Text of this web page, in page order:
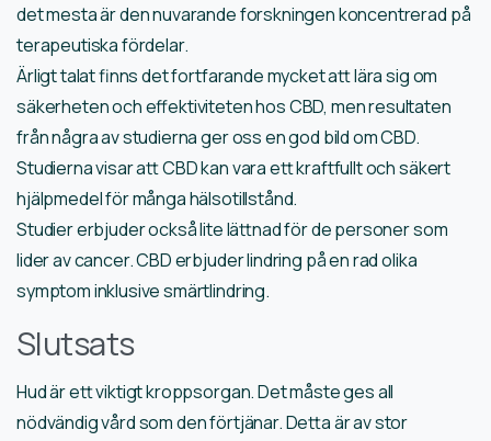
det mesta är den nuvarande forskningen koncentrerad på
terapeutiska fördelar.
Ärligt talat finns det fortfarande mycket att lära sig om
säkerheten och effektiviteten hos CBD, men resultaten
från några av studierna ger oss en god bild om CBD.
Studierna visar att CBD kan vara ett kraftfullt och säkert
hjälpmedel för många hälsotillstånd.
Studier erbjuder också lite lättnad för de personer som
lider av cancer. CBD erbjuder lindring på en rad olika
symptom inklusive smärtlindring.
Slutsats
Hud är ett viktigt kroppsorgan. Det måste ges all
nödvändig vård som den förtjänar. Detta är av stor